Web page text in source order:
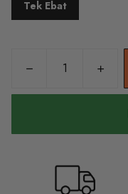
Tek Ebat